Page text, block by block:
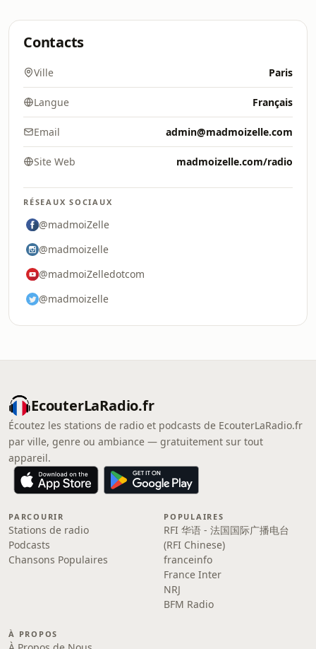
Contacts
Ville Paris
Langue Français
Email admin@madmoizelle.com
Site Web madmoizelle.com/radio
RÉSEAUX SOCIAUX
@madmoiZelle
@madmoizelle
@madmoiZelledotcom
@madmoizelle
EcouterLaRadio.fr
Écoutez les stations de radio et podcasts de EcouterLaRadio.fr
par ville, genre ou ambiance — gratuitement sur tout
appareil.
PARCOURIR
Stations de radio
Podcasts
Chansons Populaires
POPULAIRES
RFI 华语 - 法国国际广播电台
(RFI Chinese)
franceinfo
France Inter
NRJ
BFM Radio
À PROPOS